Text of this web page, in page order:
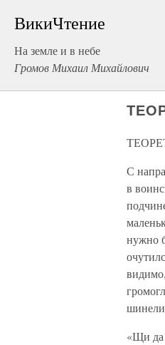
ВикиЧтение
На земле и в небе
Громов Михаил Михайлович
С
в
нужно
«Щи да